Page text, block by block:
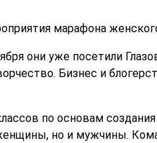
марафона
они уже посетили
Бизнес и
по основам создания
но и мужчины.